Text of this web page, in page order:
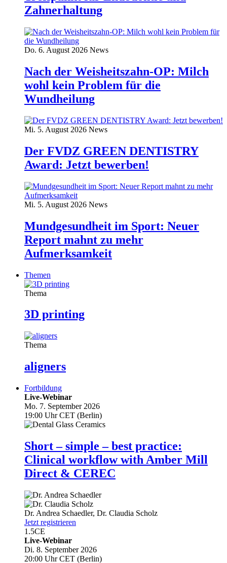
Zahnerhaltung
Do. 6. August 2026 News
Nach der Weisheitszahn-OP: Milch
wohl kein Problem für die
Wundheilung
Mi. 5. August 2026 News
Der FVDZ GREEN DENTISTRY
Award: Jetzt bewerben!
Mi. 5. August 2026 News
Mundgesundheit im Sport: Neuer
Report mahnt zu mehr
Aufmerksamkeit
Themen
Thema
3D printing
Thema
aligners
Fortbildung
Live-Webinar
Mo. 7. September 2026
19:00 Uhr CET (Berlin)
Short – simple – best practice:
Clinical workflow with Amber Mill
Direct & CEREC
Dr. Andrea Schaedler, Dr. Claudia Scholz
Jetzt registrieren
1.5CE
Live-Webinar
Di. 8. September 2026
20:00 Uhr CET (Berlin)